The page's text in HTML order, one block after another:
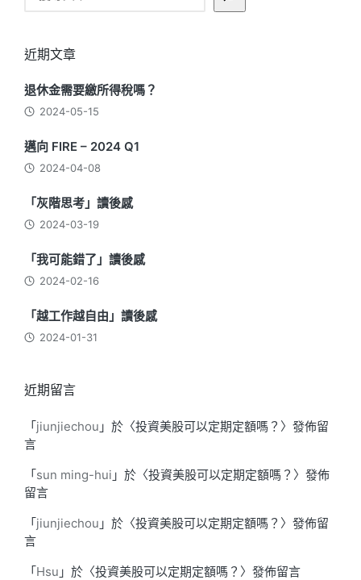
近期文章
退休金需要繳所得稅嗎？
2024-05-15
邁向 FIRE – 2024 Q1
2024-04-08
「灰階思考」讀後感
2024-03-19
「我可能錯了」讀後感
2024-02-16
「越工作越自由」讀後感
2024-01-31
近期留言
「jiunjiechou 」於〈投資美股可以定期定額嗎？ 〉發佈留
言
「sun ming-hui 」於〈投資美股可以定期定額嗎？ 〉發佈
留言
「jiunjiechou 」於〈投資美股可以定期定額嗎？ 〉發佈留
言
「Hsu 」於〈投資美股可以定期定額嗎？ 〉發佈留言